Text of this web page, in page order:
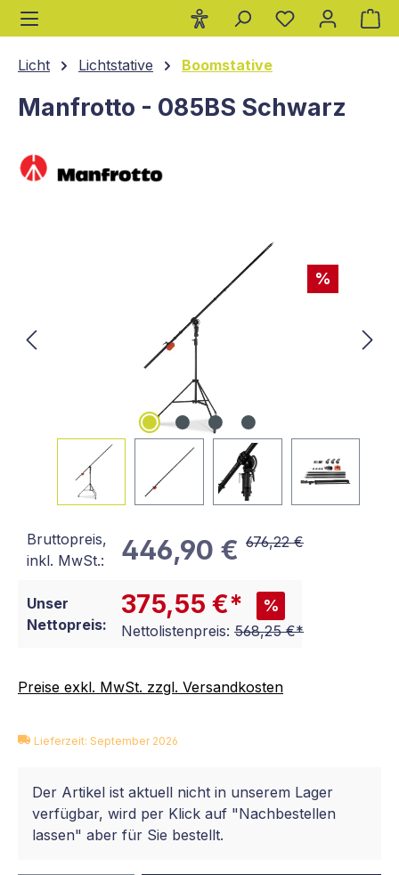
springen
Licht Lichtstative Boomstative
Manfrotto - 085BS Schwarz
%
Bruttopreis,
inkl. MwSt.:
446,90 € 676,22 €
Unser
Nettopreis:
375,55 €* %
Nettolistenpreis: 568,25 €*
Preise exkl. MwSt. zzgl. Versandkosten
Lieferzeit: September 2026
Der Artikel ist aktuell nicht in unserem Lager
verfügbar, wird per Klick auf "Nachbestellen
lassen" aber für Sie bestellt.